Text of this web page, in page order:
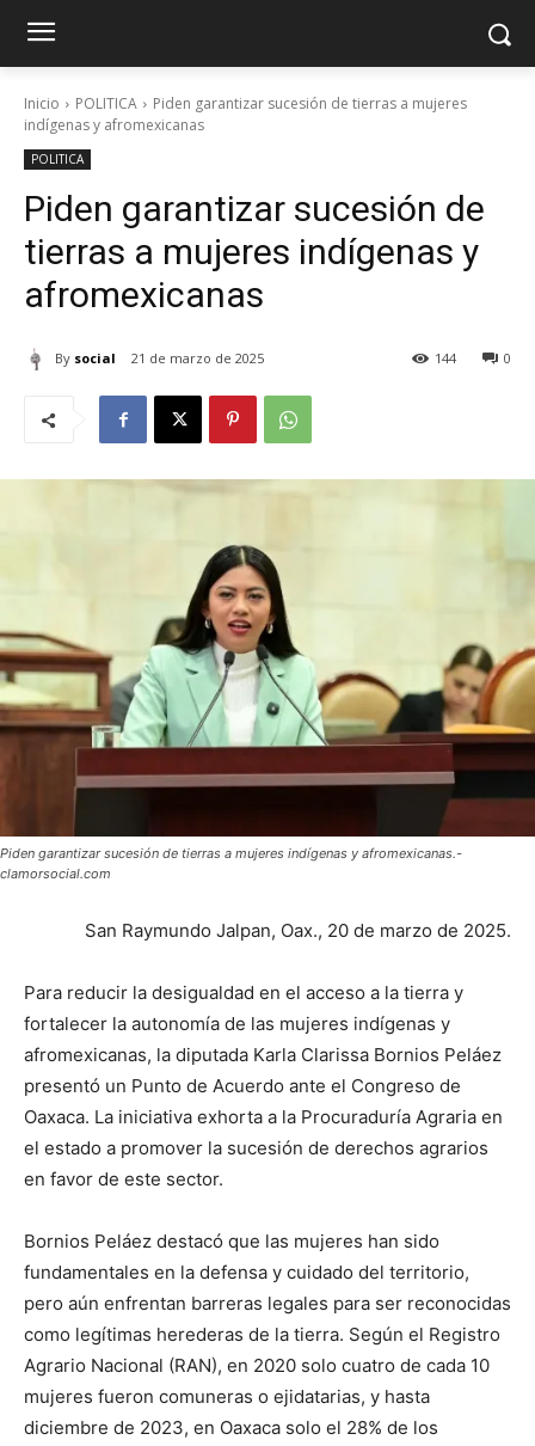
Inicio POLITICA
Piden garantizar sucesión de tierras a mujeres
indígenas y afromexicanas
POLITICA
Piden garantizar sucesión de
tierras a mujeres indígenas y
afromexicanas
By social 21 de marzo de 2025 0
144
Piden garantizar sucesión de tierras a mujeres indígenas y afromexicanas.-
clamorsocial.com
San Raymundo Jalpan, Oax., 20 de marzo de 2025.
Para reducir la desigualdad en el acceso a la tierra y
fortalecer la autonomía de las mujeres indígenas y
afromexicanas, la diputada Karla Clarissa Bornios Peláez
presentó un Punto de Acuerdo ante el Congreso de
Oaxaca. La iniciativa exhorta a la Procuraduría Agraria en
el estado a promover la sucesión de derechos agrarios
en favor de este sector.
Bornios Peláez destacó que las mujeres han sido
fundamentales en la defensa y cuidado del territorio,
pero aún enfrentan barreras legales para ser reconocidas
como legítimas herederas de la tierra. Según el Registro
Agrario Nacional (RAN), en 2020 solo cuatro de cada 10
mujeres fueron comuneras o ejidatarias, y hasta
diciembre de 2023, en Oaxaca solo el 28% de los